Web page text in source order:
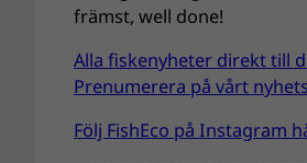
främst, well done!
Alla fiskenyheter direkt till
Prenumerera på vårt
Följ FishEco på Instagram